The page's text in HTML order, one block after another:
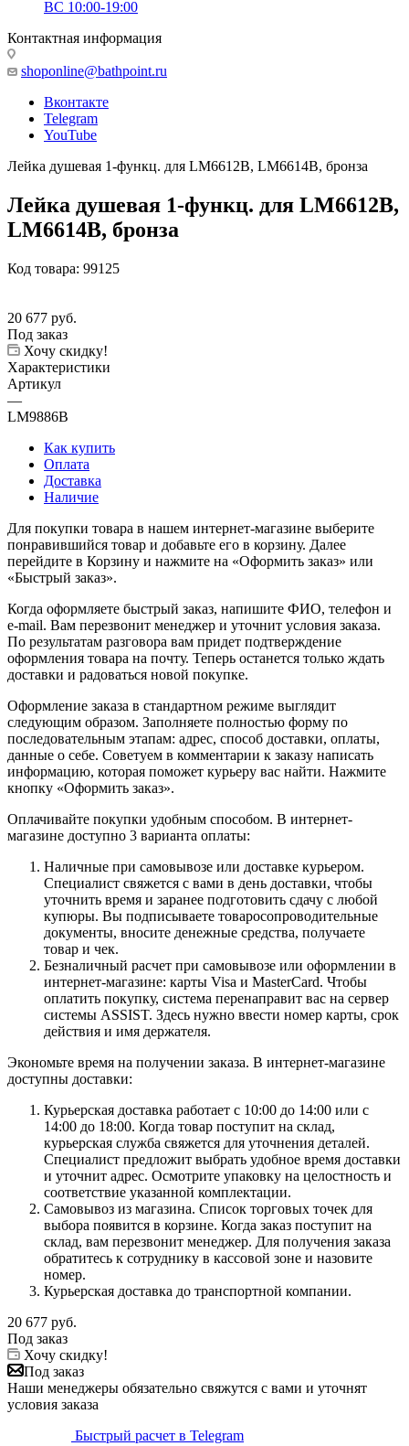
ВС 10:00-19:00
Контактная информация
shoponline@bathpoint.ru
Вконтакте
Telegram
YouTube
Лейка душевая 1-функц. для LM6612B, LM6614B, бронза
Лейка душевая 1-функц. для LM6612B,
LM6614B, бронза
Код товара: 99125
20 677 руб.
Под заказ
Хочу скидку!
Характеристики
Артикул
—
LM9886B
Как купить
Оплата
Доставка
Наличие
Для покупки товара в нашем интернет-магазине выберите
понравившийся товар и добавьте его в корзину. Далее
перейдите в Корзину и нажмите на «Оформить заказ» или
«Быстрый заказ».
Когда оформляете быстрый заказ, напишите ФИО, телефон и
e-mail. Вам перезвонит менеджер и уточнит условия заказа.
По результатам разговора вам придет подтверждение
оформления товара на почту. Теперь останется только ждать
доставки и радоваться новой покупке.
Оформление заказа в стандартном режиме выглядит
следующим образом. Заполняете полностью форму по
последовательным этапам: адрес, способ доставки, оплаты,
данные о себе. Советуем в комментарии к заказу написать
информацию, которая поможет курьеру вас найти. Нажмите
кнопку «Оформить заказ».
Оплачивайте покупки удобным способом. В интернет-
магазине доступно 3 варианта оплаты:
Наличные при самовывозе или доставке курьером.
Специалист свяжется с вами в день доставки, чтобы
уточнить время и заранее подготовить сдачу с любой
купюры. Вы подписываете товаросопроводительные
документы, вносите денежные средства, получаете
товар и чек.
Безналичный расчет при самовывозе или оформлении в
интернет-магазине: карты Visa и MasterCard. Чтобы
оплатить покупку, система перенаправит вас на сервер
системы ASSIST. Здесь нужно ввести номер карты, срок
действия и имя держателя.
Экономьте время на получении заказа. В интернет-магазине
доступны доставки:
Курьерская доставка работает с 10:00 до 14:00 или с
14:00 до 18:00. Когда товар поступит на склад,
курьерская служба свяжется для уточнения деталей.
Специалист предложит выбрать удобное время доставки
и уточнит адрес. Осмотрите упаковку на целостность и
соответствие указанной комплектации.
Самовывоз из магазина. Список торговых точек для
выбора появится в корзине. Когда заказ поступит на
склад, вам перезвонит менеджер. Для получения заказа
обратитесь к сотруднику в кассовой зоне и назовите
номер.
Курьерская доставка до транспортной компании.
20 677 руб.
Под заказ
Хочу скидку!
Под заказ
Наши менеджеры обязательно свяжутся с вами и уточнят
условия заказа
Быстрый расчет в Telegram